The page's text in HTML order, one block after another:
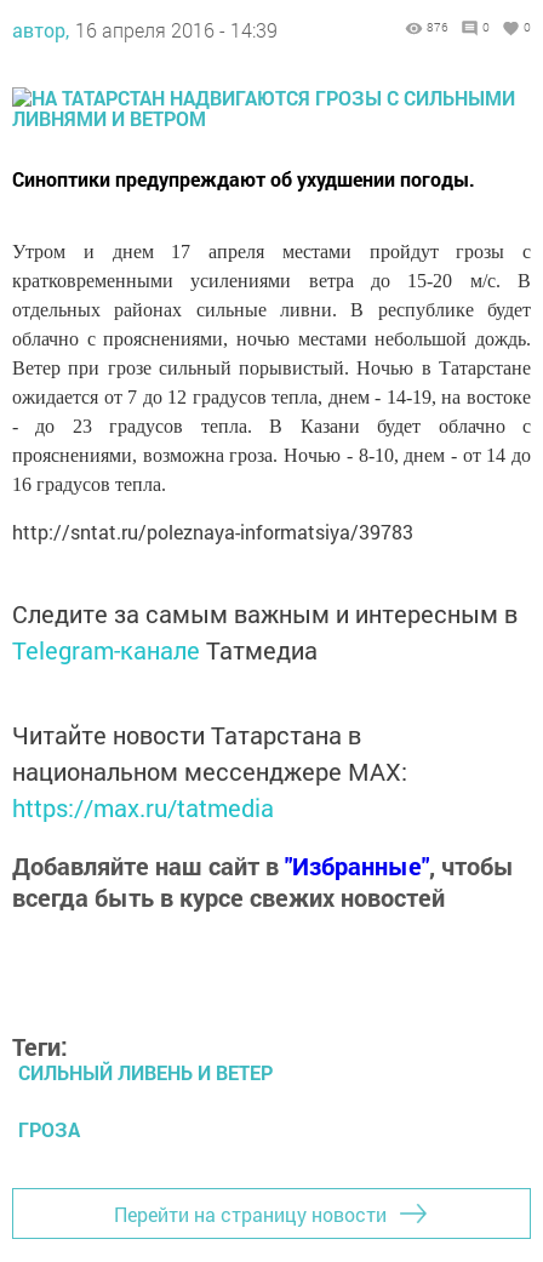
автор, 16 апреля 2016 - 14:39 876 0 0
Синоптики предупреждают об ухудшении погоды.
Утром и днем 17 апреля местами пройдут грозы с
кратковременными усилениями ветра до 15-20 м/с. В
отдельных районах сильные ливни. В республике будет
облачно с прояснениями, ночью местами небольшой дождь.
Ветер при грозе сильный порывистый. Ночью в Татарстане
ожидается от 7 до 12 градусов тепла, днем - 14-19, на востоке
- до 23 градусов тепла. В Казани будет облачно с
прояснениями, возможна гроза. Ночью - 8-10, днем - от 14 до
16 градусов тепла.
http://sntat.ru/poleznaya-informatsiya/39783
Следите за самым важным и интересным в
Telegram-канале Татмедиа
Читайте новости Татарстана в
национальном мессенджере MАХ:
https://max.ru/tatmedia
Добавляйте наш сайт в"Избранные", чтобы
всегда быть в курсе свежих новостей
Теги:
СИЛЬНЫЙ ЛИВЕНЬ И ВЕТЕР
ГРОЗА
Перейти на страницу новости